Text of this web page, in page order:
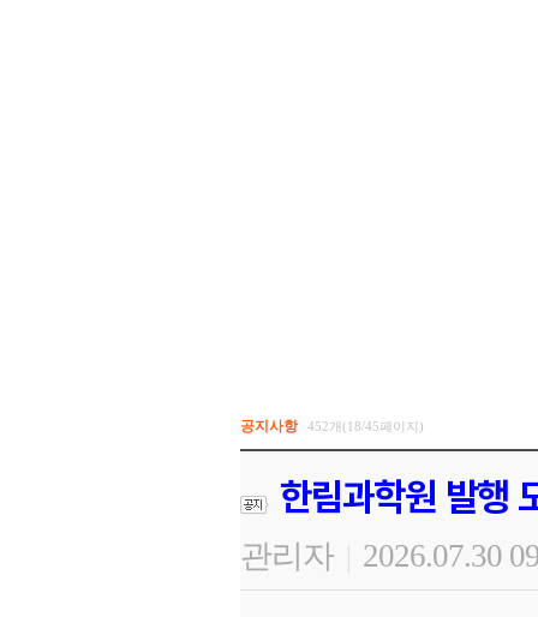
공지사항 452개(18/45페이지)
한림과학원 발행
관리자 | 2026.07.30